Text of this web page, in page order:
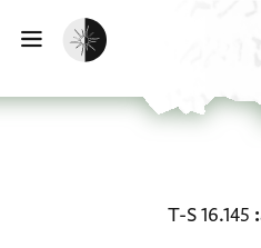
تفعيل الوضع المظلم
T-S 16.145